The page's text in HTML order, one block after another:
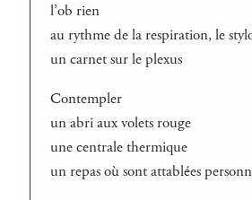
l’ob rien
au rythme de la respiration, le
un carnet sur le plexus
Contempler
un abri aux volets rouge
une centrale thermique
un repas où sont attablées